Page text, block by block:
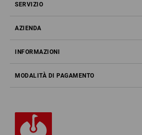
SERVIZIO
AZIENDA
INFORMAZIONI
MODALITÀ DI PAGAMENTO